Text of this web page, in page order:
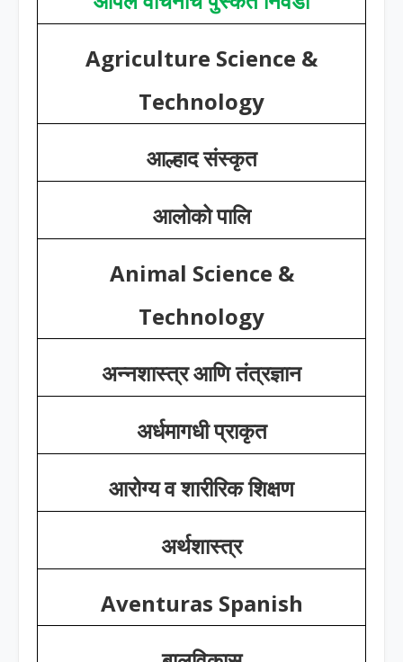
Agriculture Science &
Technology
आल्हाद संस्कृत
आलोको पालि
Animal Science &
Technology
अन्नशास्त्र आणि तंत्रज्ञान
अर्धमागधी प्राकृत
आरोग्य व शारीरिक शिक्षण
अर्थशास्त्र
Aventuras Spanish